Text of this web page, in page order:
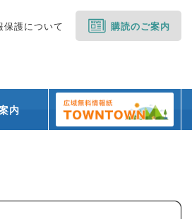
保護について 購読のご案内
内